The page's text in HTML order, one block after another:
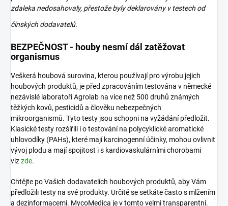
zdaleka nedosahovaly, přestože byly deklarovány v testech od
čínských dodavatelů.
BEZPEČNOST - houby nesmí dál zatěžovat
organismus
Veškerá houbová surovina, kterou používají pro výrobu jejich
houbových produktů, je před zpracováním testována v německé
nezávislé laboratoři Agrolab na více než 500 druhů známých
těžkých kovů, pesticidů a člověku nebezpečných
mikroorganismů. Tyto testy jsou schopni na vyžádání předložit.
Klasické testy rozšířili i o testování na polycyklické aromatické
uhlovodíky (PAHs), které mají karcinogenní účinky, mohou ovlivnit
vývoj plodu a mají spojitost i s kardiovaskulárními chorobami
vizzde.
Chtějte po Vašich dodavatelích houbových produktů, aby Vám
předložili testy na své produkty. Určitě se setkáte často s mlžením
a dezinformacemi. MycoMedica je v tomto velmi transparentní.